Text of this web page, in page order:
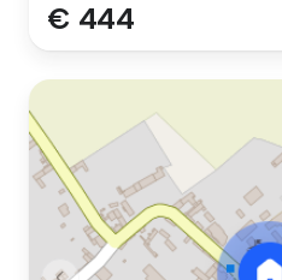
€ 444